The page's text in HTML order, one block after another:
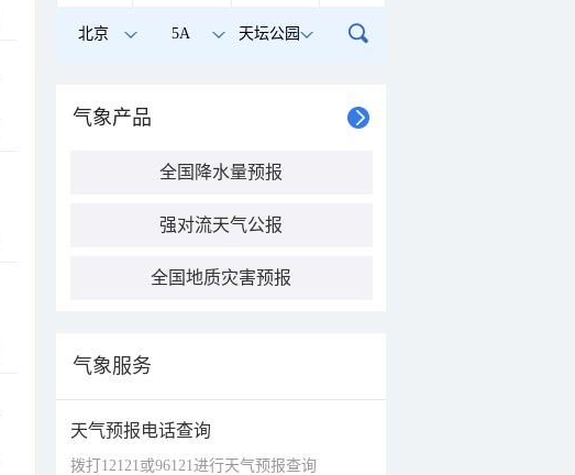
北京 5A 天坛公园
气象产品
全国降水量预报
强对流天气公报
全国地质灾害预报
气象服务
天气预报电话查询
拨打12121或96121进行天气预报查询